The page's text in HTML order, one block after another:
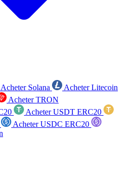
Acheter Solana
Acheter Litecoin
Acheter TRON
Acheter USDT ERC20
Acheter USDC ERC20